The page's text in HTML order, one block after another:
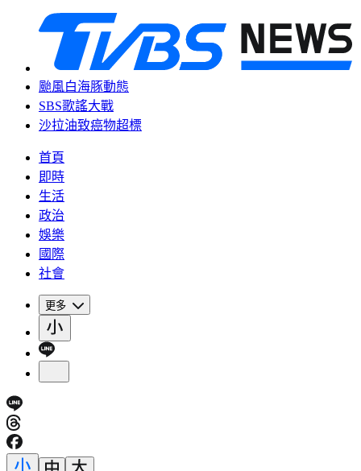
颱風白海豚動態
SBS歌謠大戰
沙拉油致癌物超標
首頁
即時
生活
政治
娛樂
國際
社會
更多